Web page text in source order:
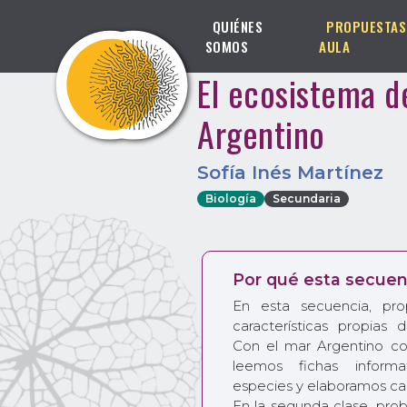
QUIÉNES
SOMOS
AULA
El ecosistema
Argentino
Sofía Inés Martínez
Biología Secundaria
Por qué esta
En esta secuencia,
características propias
Con el mar Argentino
leemos fichas
especies y elaboramos